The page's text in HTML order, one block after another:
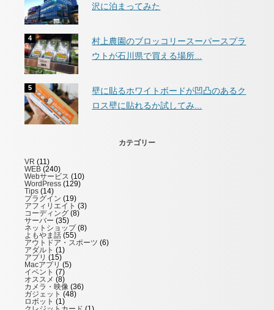
沢に泊まってみた
村上農園のブロッコリースーパースプラ
ウトが石川県で買える場所...
壁に貼るホワイトボードが凹凸のあるク
ロス壁に貼れるか試してみ...
カテゴリー
VR (11)
WEB (240)
Webサービス (10)
WordPress (129)
Tips (14)
プラグイン (19)
アフィリエイト (3)
コーディング (8)
サーバー (35)
ネットショップ(8)
よもやま話 (55)
アウトドア・スポーツ (6)
アダルト (1)
アプリ (15)
Macアプリ (5)
イベント (7)
オススメ (8)
カメラ・映像 (36)
ガジェット (48)
ロボット (1)